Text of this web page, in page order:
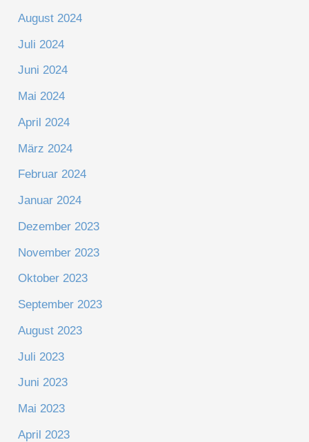
August 2024
Juli 2024
Juni 2024
Mai 2024
April 2024
März 2024
Februar 2024
Januar 2024
Dezember 2023
November 2023
Oktober 2023
September 2023
August 2023
Juli 2023
Juni 2023
Mai 2023
April 2023